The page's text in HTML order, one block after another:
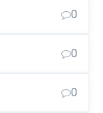
0
0
0